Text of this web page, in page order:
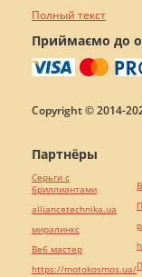
Полный текст
Приймаємо до
Copyright © 2014-
Партнёры
Серьги с
бриллиантами
alliancetechnika.ua
миралинкс
Веб мастер
https://motokosmos.ua/